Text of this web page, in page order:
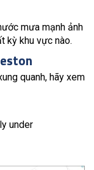
mưa mạnh ảnh
kỳ khu vực nào.
quanh, hãy xem
under